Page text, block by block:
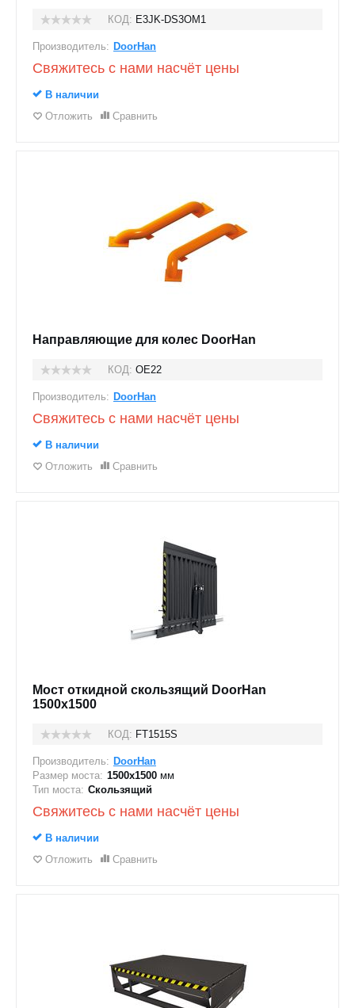
КОД: E3JK-DS3OM1
Производитель: DoorHan
Свяжитесь с нами насчёт цены
В наличии
Отложить
Сравнить
Направляющие для колес DoorHan
КОД: OE22
Производитель: DoorHan
Свяжитесь с нами насчёт цены
В наличии
Отложить
Сравнить
Мост откидной скользящий DoorHan
1500x1500
КОД: FT1515S
Производитель: DoorHan
Размер моста: 1500х1500 мм
Тип моста: Скользящий
Свяжитесь с нами насчёт цены
В наличии
Отложить
Сравнить